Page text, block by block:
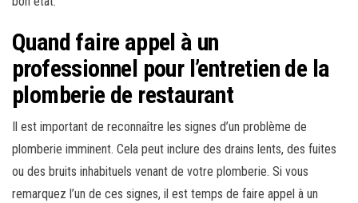
Quand faire appel à un
professionnel pour l’entretien de la
plomberie de restaurant
Il est important de reconnaître les signes d’un problème de
plomberie imminent. Cela peut inclure des drains lents, des fuites
ou des bruits inhabituels venant de votre plomberie. Si vous
remarquez l’un de ces signes, il est temps de faire appel à un